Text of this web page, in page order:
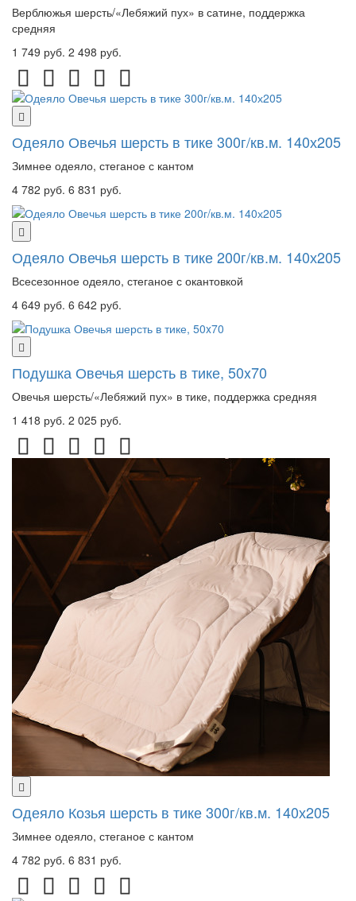
Верблюжья шерсть/«Лебяжий пух» в сатине, поддержка
средняя
1 749 руб. 2 498 руб.
Одеяло Овечья шерсть в тике 300г/кв.м. 140х205
Зимнее одеяло, стеганое с кантом
4 782 руб. 6 831 руб.
Одеяло Овечья шерсть в тике 200г/кв.м. 140х205
Всесезонное одеяло, стеганое с окантовкой
4 649 руб. 6 642 руб.
Подушка Овечья шерсть в тике, 50x70
Овечья шерсть/«Лебяжий пух» в тике, поддержка средняя
1 418 руб. 2 025 руб.
Одеяло Козья шерсть в тике 300г/кв.м. 140х205
Зимнее одеяло, стеганое с кантом
4 782 руб. 6 831 руб.